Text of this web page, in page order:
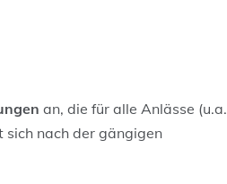
an, die für alle Anlässe (u.a.
sich nach der gängigen